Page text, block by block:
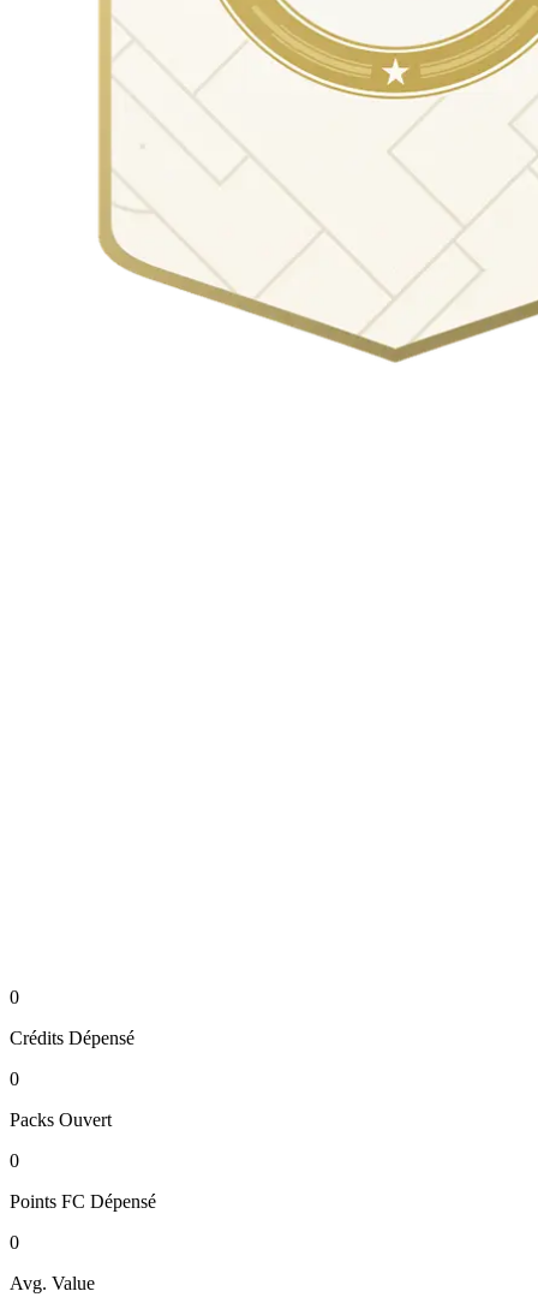
0
Crédits Dépensé
0
Packs Ouvert
0
Points FC Dépensé
0
Avg. Value